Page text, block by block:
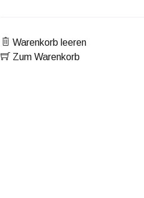
Warenkorb leeren
Zum Warenkorb